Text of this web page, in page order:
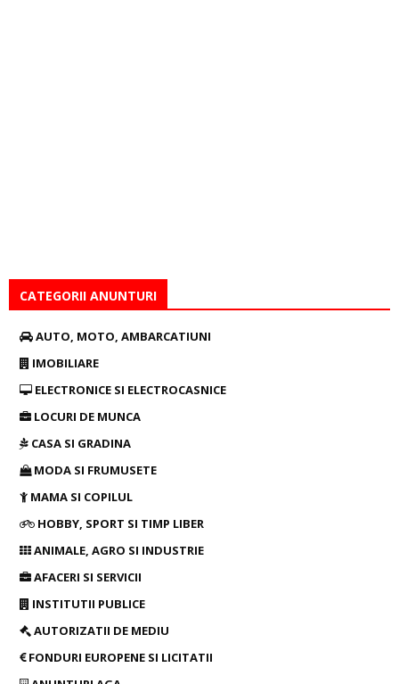
CATEGORII ANUNTURI
AUTO, MOTO, AMBARCATIUNI
IMOBILIARE
ELECTRONICE SI ELECTROCASNICE
LOCURI DE MUNCA
CASA SI GRADINA
MODA SI FRUMUSETE
MAMA SI COPILUL
HOBBY, SPORT SI TIMP LIBER
ANIMALE, AGRO SI INDUSTRIE
AFACERI SI SERVICII
INSTITUTII PUBLICE
AUTORIZATII DE MEDIU
FONDURI EUROPENE SI LICITATII